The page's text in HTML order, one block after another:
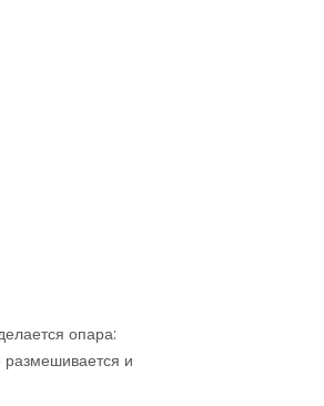
опара:
размешивается и